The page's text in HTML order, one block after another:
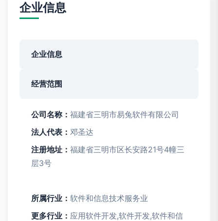
企业信息
企业信息
经营范围
公司名称： 福建省三明市易兔软件有限公司
法人代表： 邓圣达
注册地址： 福建省三明市区长安路21号4幢三
层3号
所属行业： 软件和信息技术服务业
更多行业： 应用软件开发,软件开发,软件和信